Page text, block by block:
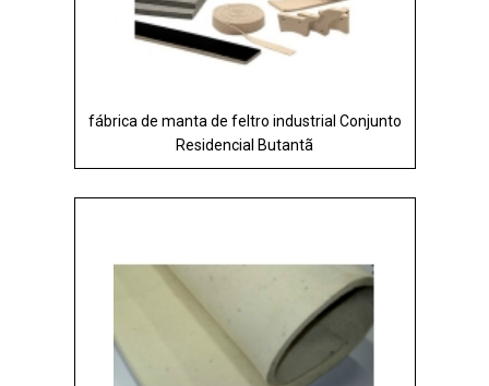
fábrica de manta de feltro industrial Conjunto
Residencial Butantã